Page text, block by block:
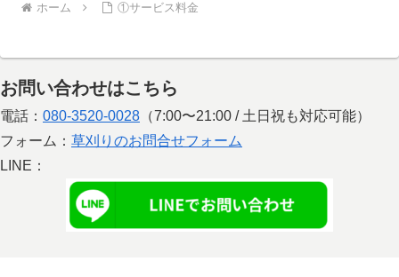
ホーム ①サービス料金
お問い合わせはこちら
電話： 080-3520-0028 （7:00〜21:00 / 土日祝も対応可能）
フォーム： 草刈りのお問合せフォーム
LINE：